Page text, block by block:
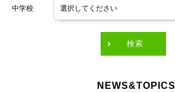
東京メトロ有楽町線
中学校
検索
NEWS&TOPICS